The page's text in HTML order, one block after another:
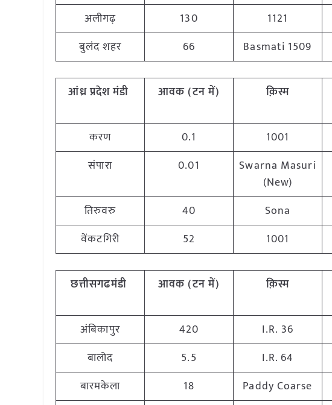
अलीगढ़
130 1121
बुलंद शहर
66 Basmati 1509
आंध्र प्रदेश मंडी आवक (टन में) क़िस्म
करण
0.1 1001
संपारा
0.01
Swarna Masuri
(New)
तिरुवरु 40 Sona
वेंकटगिरी
52 1001
छत्तीसगढमंडी आवक (टन में) क़िस्म
अंबिकापुर
420 I.R. 36
बालोद
5.5 I.R. 64
बारमकेला
18 Paddy Coarse